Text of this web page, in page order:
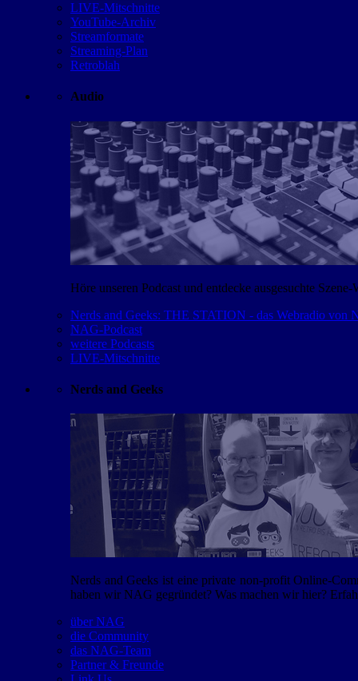
LIVE-Mitschnitte
YouTube-Archiv
Streamformate
Streaming-Plan
Retroblah
Audio
Höre unseren Podcast und entdecke ausgesuchte Szene-
Nerds and Geeks: THE STATION - das Webradio von
NAG-Podcast
weitere Podcasts
LIVE-Mitschnitte
Nerds and Geeks
Nerds and Geeks ist eine private non-profit Online-
haben wir NAG gegründet? Was machen wir hier?
über NAG
die Community
das NAG-Team
Partner & Freunde